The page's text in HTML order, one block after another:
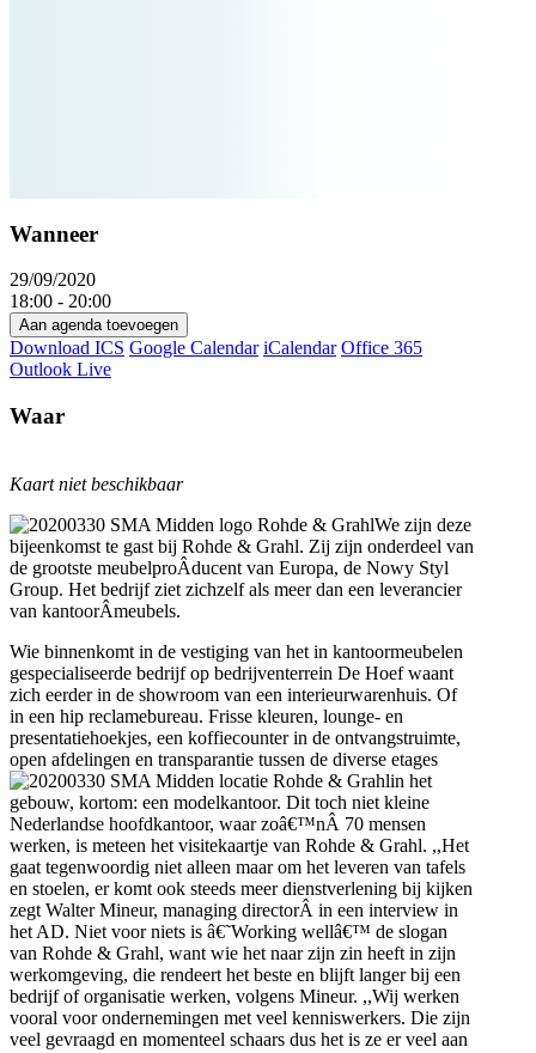
Wanneer
29/09/2020
18:00 - 20:00
Aan agenda toevoegen
Download ICS Google Calendar iCalendar Office 365
Outlook Live
Waar
Kaart niet beschikbaar
We zijn deze
bijeenkomst te gast bij Rohde & Grahl. Zij zijn onderdeel van
de grootste meubelproÂ­ducent van Europa, de Nowy Styl
Group. Het bedrijf ziet zichzelf als meer dan een leverancier
van kantoorÂ­meubels.
Wie binnenkomt in de vestiging van het in kantoormeubelen
gespecialiseerde bedrijf op bedrijventerrein De Hoef waant
zich eerder in de showroom van een interieurwarenhuis. Of
in een hip reclamebureau. Frisse kleuren, lounge- en
presentatiehoekjes, een koffiecounter in de ontvangstruimte,
open afdelingen en transparantie tussen de diverse etages
in het
gebouw, kortom: een modelkantoor. Dit toch niet kleine
Nederlandse hoofdkantoor, waar zoâ€™nÂ 70 mensen
werken, is meteen het visitekaartje van Rohde & Grahl. ,,Het
gaat tegenwoordig niet alleen maar om het leveren van tafels
en stoelen, er komt ook steeds meer dienstverlening bij kijken
zegt Walter Mineur, managing directorÂ in een interview in
het AD. Niet voor niets is â€˜Working wellâ€™ de slogan
van Rohde & Grahl, want wie het naar zijn zin heeft in zijn
werkomgeving, die rendeert het beste en blijft langer bij een
bedrijf of organisatie werken, volgens Mineur. ,,Wij werken
vooral voor ondernemingen met veel kenniswerkers. Die zijn
veel gevraagd en momenteel schaars dus het is ze er veel aan